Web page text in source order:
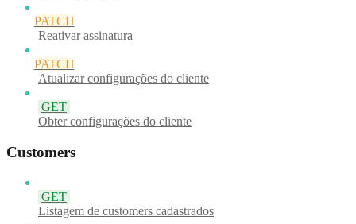
PATCH
Reativar assinatura
PATCH
Atualizar configurações do cliente
GET
Obter configurações do cliente
Customers
GET
Listagem de customers cadastrados